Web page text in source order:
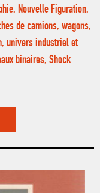
Nouvelle Figuration,
de camions, wagons,
univers industriel et
binaires, Shock